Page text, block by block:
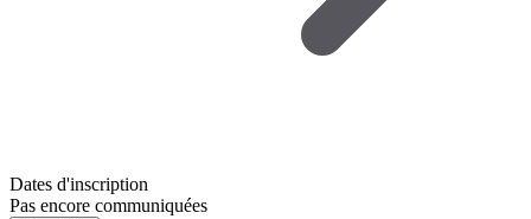
Dates d'inscription
Pas encore communiquées